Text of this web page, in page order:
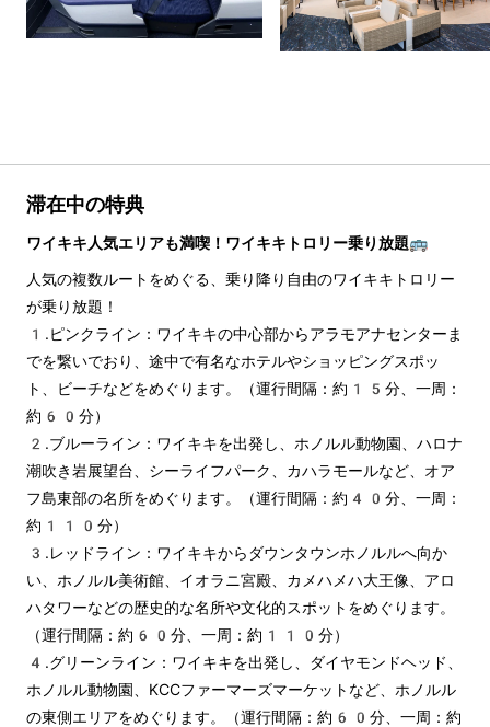
滞在中の特典
ワイキキ人気エリアも満喫！ワイキキトロリー乗り放題🚌
人気の複数ルートをめぐる、乗り降り自由のワイキキトロリー
が乗り放題！
1.ピンクライン：ワイキキの中心部からアラモアナセンターま
でを繋いでおり、途中で有名なホテルやショッピングスポッ
ト、ビーチなどをめぐります。（運行間隔：約15分、一周：
約60分）
2.ブルーライン：ワイキキを出発し、ホノルル動物園、ハロナ
潮吹き岩展望台、シーライフパーク、カハラモールなど、オア
フ島東部の名所をめぐります。（運行間隔：約40分、一周：
約110分）
3.レッドライン：ワイキキからダウンタウンホノルルへ向か
い、ホノルル美術館、イオラニ宮殿、カメハメハ大王像、アロ
ハタワーなどの歴史的な名所や文化的スポットをめぐります。
（運行間隔：約60分、一周：約110分）
4.グリーンライン：ワイキキを出発し、ダイヤモンドヘッド、
ホノルル動物園、KCCファーマーズマーケットなど、ホノルル
の東側エリアをめぐります。（運行間隔：約60分、一周：約